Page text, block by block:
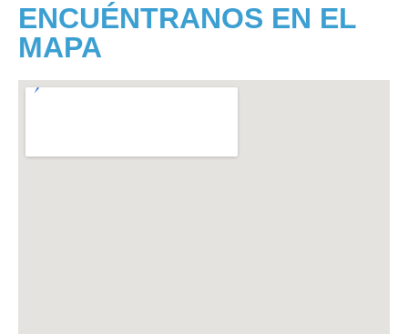
ENCUÉNTRANOS EN EL
MAPA